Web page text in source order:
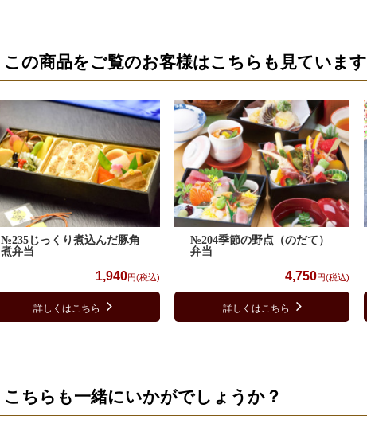
この商品をご覧のお客様はこちらも見ています
№235じっくり煮込んだ豚角
煮弁当
1,940円(税込)
詳しくはこちら
№204季節の野点（のだて）
弁当
4,750円(税込)
詳しくはこちら
こちらも一緒にいかがでしょうか？